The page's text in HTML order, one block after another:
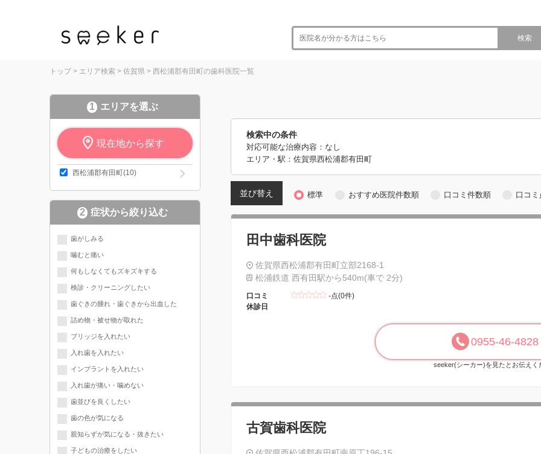
検索
トップ > エリア検索 > 佐賀県 > 西松浦郡有田町の歯科医院一覧
1 エリアを選ぶ
現在地から探す
西松浦郡有田町(10)
2 症状から絞り込む
歯がしみる
噛むと痛い
何もしなくてもズキズキする
検診・クリーニングしたい
歯ぐきの腫れ・歯ぐきから出血した
詰め物・被せ物が取れた
ブリッジを入れたい
入れ歯を入れたい
インプラントを入れたい
入れ歯が痛い・噛めない
歯並びを良くしたい
歯の色が気になる
親知らずが気になる・抜きたい
子どもの治療をしたい
検索中の条件
対応可能な治療内容：なし
エリア・駅：佐賀県西松浦郡有田町
並び替え 標準 おすすめ医院件数順 口コミ件数順 口コ
田中歯科医院
佐賀県西松浦郡有田町立部2168-1
松浦鉄道 西有田駅から540m(車で 2分)
口コミ
-点(0件)
休診日
0955-46-4828
seeker(シーカー)を見たとお伝えく
古賀歯科医院